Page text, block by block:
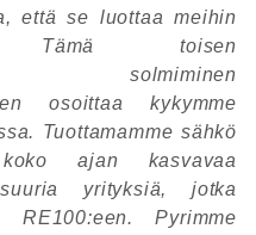
että se luottaa meihin
Tämä toisen
solmiminen
osoittaa kykymme
Tuottamamme sähkö
ajan kasvavaa
yrityksiä, jotka
Pyrimme